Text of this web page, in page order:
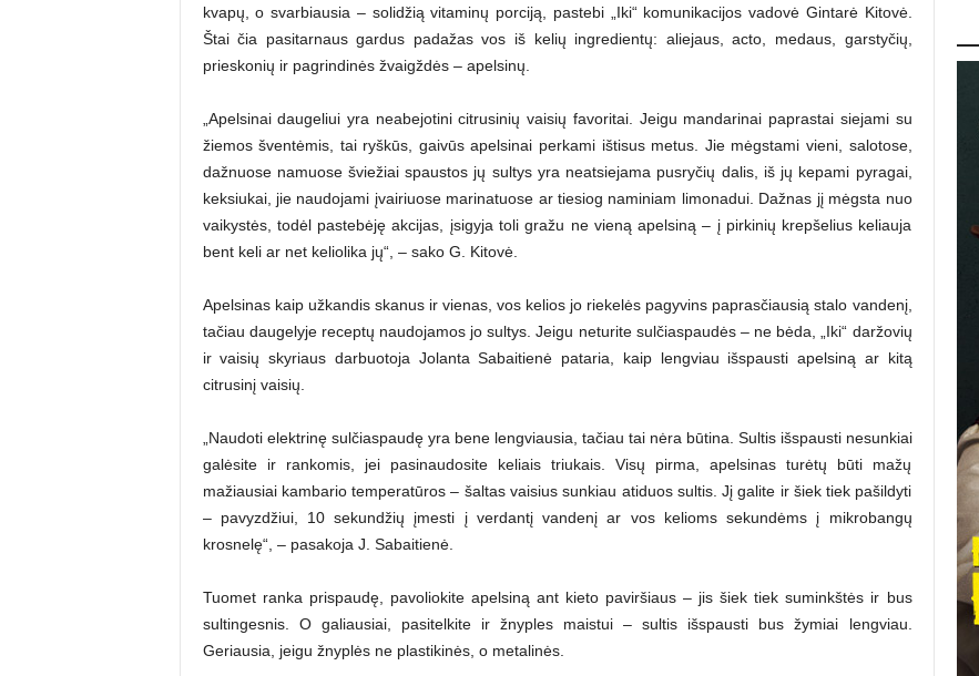
kvapų, o svarbiausia – solidžią vitaminų porciją, pastebi „Iki“ komunikacijos vadovė Gintarė Kitovė.
Štai čia pasitarnaus gardus padažas vos iš kelių ingredientų: aliejaus, acto, medaus, garstyčių,
prieskonių ir pagrindinės žvaigždės – apelsinų.
„Apelsinai daugeliui yra neabejotini citrusinių vaisių favoritai. Jeigu mandarinai paprastai siejami su
žiemos šventėmis, tai ryškūs, gaivūs apelsinai perkami ištisus metus. Jie mėgstami vieni, salotose,
dažnuose namuose šviežiai spaustos jų sultys yra neatsiejama pusryčių dalis, iš jų kepami pyragai,
keksiukai, jie naudojami įvairiuose marinatuose ar tiesiog naminiam limonadui. Dažnas jį mėgsta nuo
vaikystės, todėl pastebėję akcijas, įsigyja toli gražu ne vieną apelsiną – į pirkinių krepšelius keliauja
bent keli ar net keliolika jų“, – sako G. Kitovė.
Apelsinas kaip užkandis skanus ir vienas, vos kelios jo riekelės pagyvins paprasčiausią stalo vandenį,
tačiau daugelyje receptų naudojamos jo sultys. Jeigu neturite sulčiaspaudės – ne bėda, „Iki“ daržovių
ir vaisių skyriaus darbuotoja Jolanta Sabaitienė pataria, kaip lengviau išspausti apelsiną ar kitą
citrusinį vaisių.
„Naudoti elektrinę sulčiaspaudę yra bene lengviausia, tačiau tai nėra būtina. Sultis išspausti nesunkiai
galėsite ir rankomis, jei pasinaudosite keliais triukais. Visų pirma, apelsinas turėtų būti mažų
mažiausiai kambario temperatūros – šaltas vaisius sunkiau atiduos sultis. Jį galite ir šiek tiek pašildyti
– pavyzdžiui, 10 sekundžių įmesti į verdantį vandenį ar vos kelioms sekundėms į mikrobangų
krosnelę“, – pasakoja J. Sabaitienė.
Tuomet ranka prispaudę, pavoliokite apelsiną ant kieto paviršiaus – jis šiek tiek suminkštės ir bus
sultingesnis. O galiausiai, pasitelkite ir žnyples maistui – sultis išspausti bus žymiai lengviau.
Geriausia, jeigu žnyplės ne plastikinės, o metalinės.